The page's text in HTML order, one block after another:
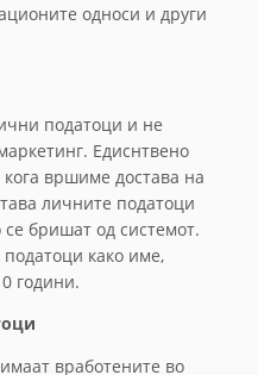
односи и други
податоци и не
Едиснтвено
вршиме достава на
личните податоци
се бришат од системот.
како име,
години.
вработените во